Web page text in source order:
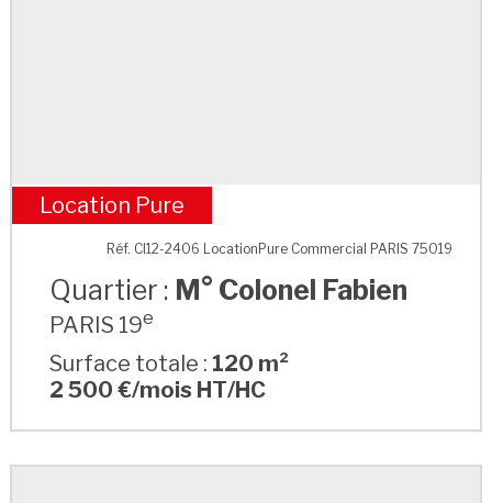
M° Colonel Fabien
Location Pure
Réf. CI12-2406 LocationPure Commercial PARIS 75019
Quartier : M° Colonel Fabien
PARIS 19e
Surface totale : 120 m²
2 500 €/mois HT/HC